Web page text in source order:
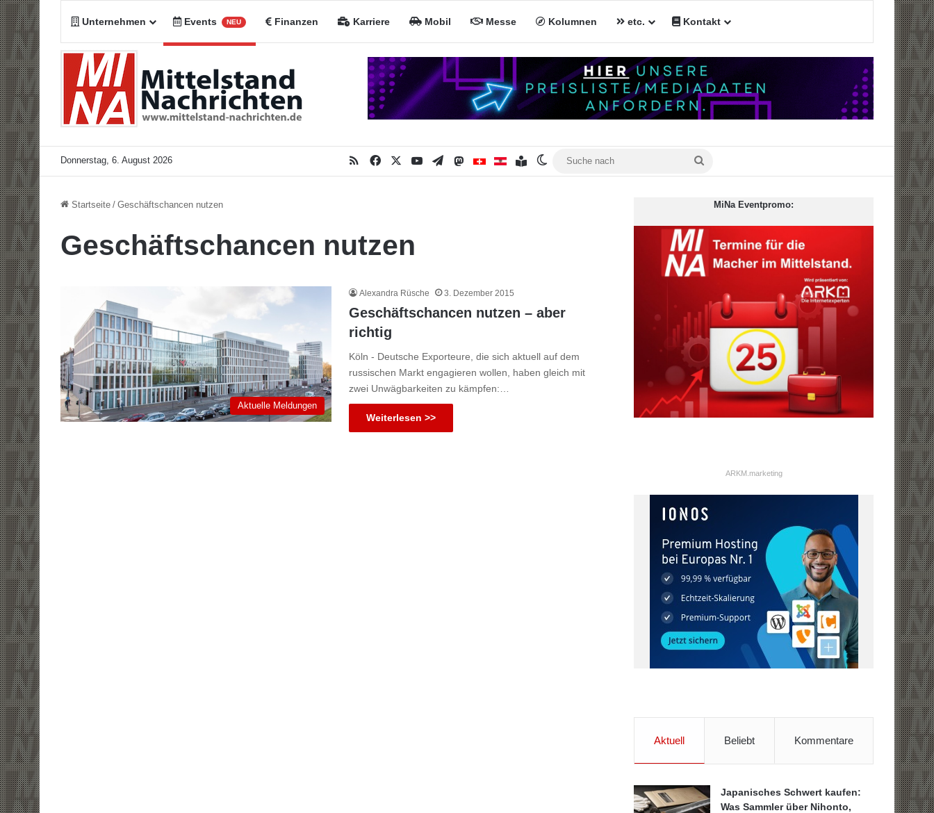
Unternehmen Events NEU Finanzen Karriere Mobil Messe Kolumnen etc. Kontakt
Donnerstag, 6. August 2026 RSSFacebookYouTubeTelegramMastodonMiNa CHMiNa AT
Inhaltsverzeichnis
Skin umschalten
Startseite / Geschäftschancen nutzen
Geschäftschancen nutzen
Aktuelle Meldungen
Alexandra Rüsche 3. Dezember 2015
Geschäftschancen nutzen – aber
richtig
Köln - Deutsche Exporteure, die sich aktuell auf dem
russischen Markt engagieren wollen, haben gleich mit
zwei Unwägbarkeiten zu kämpfen:…
Weiterlesen >>
MiNa Eventpromo:
ARKM.marketing
Aktuell Beliebt Kommentare
Japanisches Schwert kaufen:
Was Sammler über Nihonto,